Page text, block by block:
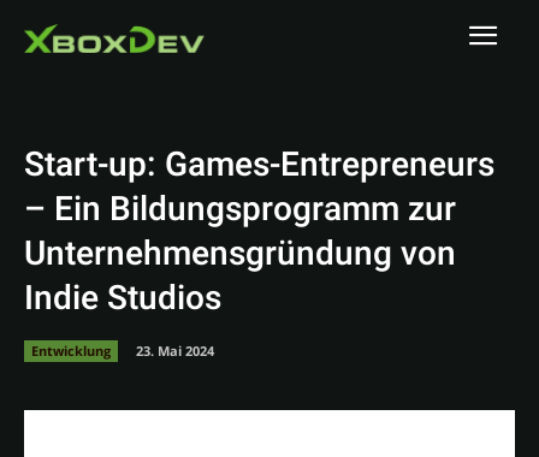
Start-up: Games-Entrepreneurs
– Ein Bildungsprogramm zur
Unternehmensgründung von
Indie Studios
Entwicklung 23. Mai 2024